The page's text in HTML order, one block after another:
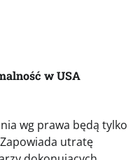
w USA
wg prawa będą tylko
utratę